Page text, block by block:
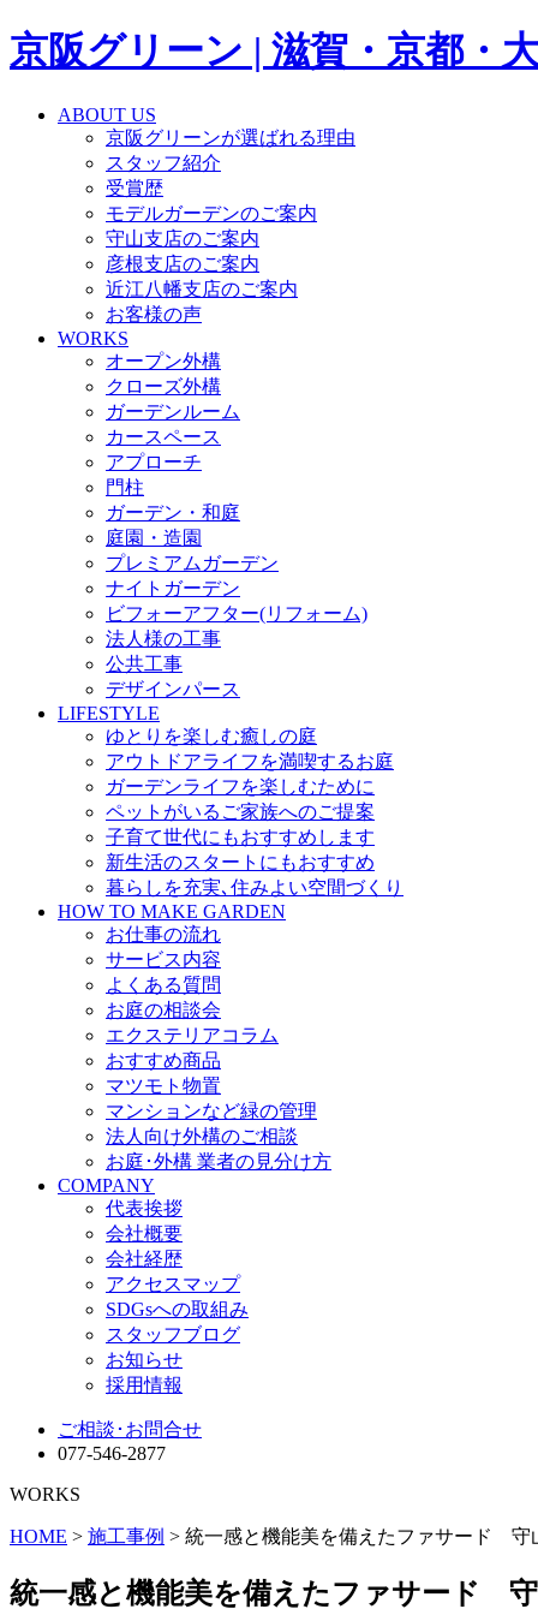
京阪グリーン | 滋賀・京都・
ABOUT US
京阪グリーンが選ばれる理由
スタッフ紹介
受賞歴
モデルガーデンのご案内
守山支店のご案内
彦根支店のご案内
近江八幡支店のご案内
お客様の声
WORKS
オープン外構
クローズ外構
ガーデンルーム
カースペース
アプローチ
門柱
ガーデン・和庭
庭園・造園
プレミアムガーデン
ナイトガーデン
ビフォーアフター(リフォーム)
法人様の工事
公共工事
デザインパース
LIFESTYLE
ゆとりを楽しむ癒しの庭
アウトドアライフを満喫するお庭
ガーデンライフを楽しむために
ペットがいるご家族へのご提案
子育て世代にもおすすめします
新生活のスタートにもおすすめ
暮らしを充実､住みよい空間づくり
HOW TO MAKE GARDEN
お仕事の流れ
サービス内容
よくある質問
お庭の相談会
エクステリアコラム
おすすめ商品
マツモト物置
マンションなど緑の管理
法人向け外構のご相談
お庭･外構 業者の見分け方
COMPANY
代表挨拶
会社概要
会社経歴
アクセスマップ
SDGsへの取組み
スタッフブログ
お知らせ
採用情報
ご相談･お問合せ
077-546-2877
WORKS
HOME > 施工事例 > 統一感と機能美を備えたファサード 守
統一感と機能美を備えたファサード